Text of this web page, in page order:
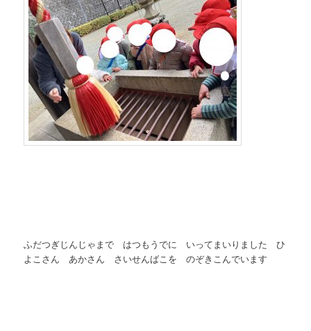
ふだつぎじんじゃまで はつもうでに いってまいりました ひ
よこさん あかさん さいせんばこを のぞきこんでいます